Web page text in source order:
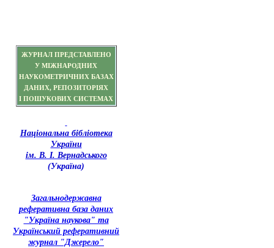
ЖУРНАЛ ПРЕДСТАВЛЕНО
У МІЖНАРОДНИХ
НАУКОМЕТРИЧНИХ БАЗАХ
ДАНИХ, РЕПОЗИТОРІЯХ
І ПОШУКОВИХ СИСТЕМАХ
Національна бібліотека
України
ім. В. І. Вернадського
(Україна)
Загальнодержавна
реферативна база даних
"Україна наукова" та
Український реферативний
журнал "Джерело"